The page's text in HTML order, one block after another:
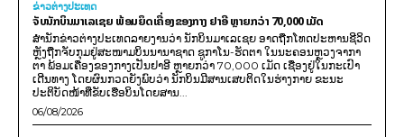
ຂ່າວຕ່າງປະເທດ
ຈັບນັກບິນມາເລເຊຍ ພ້ອມຍຶດເຄື່ອງຂອງກາງ ຢາອີ ຫຼາຍກວ່າ 70,000 ເມັດ
ສຳນັກຂ່າວຕ່າງປະເທດລາຍງານວ່າ ນັກບິນມາເລເຊຍ ອາດຖືກໂທດປະຫານຊີວິດ
ຫຼັງຖືກຈັບກຸມຢູ່ສະໜາມບິນນານາຊາດ ຊູກາໂນ-ຮັດຕາ ໃນນະຄອນຫຼວງຈາກາ
ຕາ ພ້ອມເຄື່ອງຂອງກາງເປັນຢາອີ ຫຼາຍກວ່າ 70,000 ເມັດ ເຊື່ອງຢູ່ໃນກະເປົາ
ເດີນທາງ ໂດຍຜົນກວດຍັງພົບວ່າ ນັກບິນມີສານເສບຕິດໃນຮ່າງກາຍ ຂະນະ
ປະຕິບັດໜ້າທີ່ຂັບເຮືອບິນໂດຍສານ...
06/08/2026